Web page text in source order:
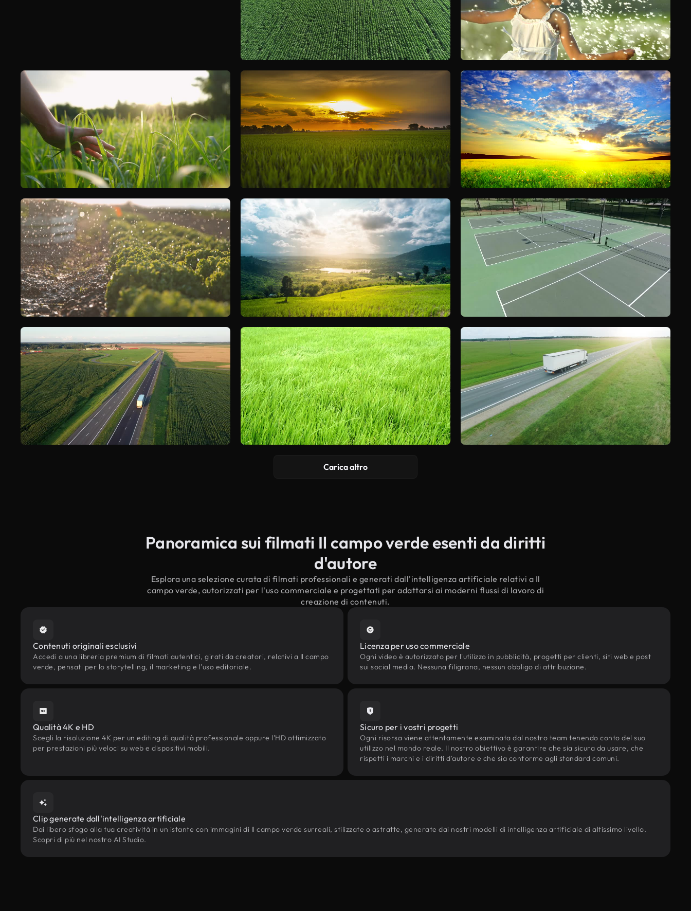
Carica altro
Panoramica sui filmati Il campo verde esenti da diritti
d'autore
Esplora una selezione curata di filmati professionali e generati dall'intelligenza artificiale relativi a Il
campo verde, autorizzati per l'uso commerciale e progettati per adattarsi ai moderni flussi di lavoro di
creazione di contenuti.
Contenuti originali esclusivi
Accedi a una libreria premium di filmati autentici, girati da creatori, relativi a Il campo
verde, pensati per lo storytelling, il marketing e l'uso editoriale.
Licenza per uso commerciale
Ogni video è autorizzato per l'utilizzo in pubblicità, progetti per clienti, siti web e post
sui social media. Nessuna filigrana, nessun obbligo di attribuzione.
Qualità 4K e HD
Scegli la risoluzione 4K per un editing di qualità professionale oppure l'HD ottimizzato
per prestazioni più veloci su web e dispositivi mobili.
Sicuro per i vostri progetti
Ogni risorsa viene attentamente esaminata dal nostro team tenendo conto del suo
utilizzo nel mondo reale. Il nostro obiettivo è garantire che sia sicura da usare, che
rispetti i marchi e i diritti d'autore e che sia conforme agli standard comuni.
Clip generate dall'intelligenza artificiale
Dai libero sfogo alla tua creatività in un istante con immagini di Il campo verde surreali, stilizzate o astratte, generate dai nostri modelli di intelligenza artificiale di altissimo livello.
Scopri di più nel nostro AI Studio.